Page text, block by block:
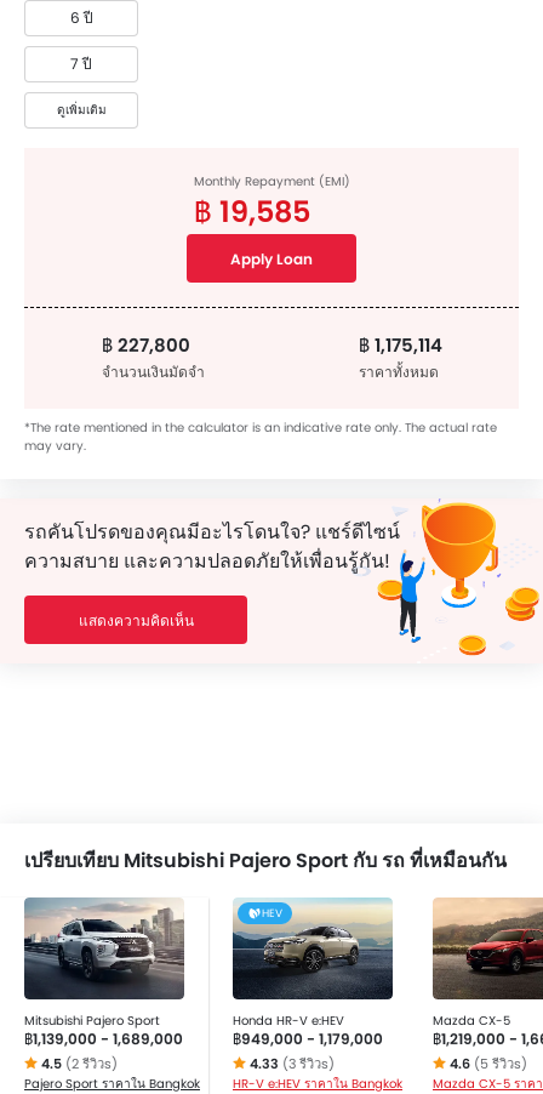
6 ปี
7 ปี
ดูเพิ่มเติม
Monthly Repayment (EMI)
฿ 19,585
Apply Loan
฿ 227,800
จำนวนเงินมัดจำ
฿ 1,175,114
ราคาทั้งหมด
*The rate mentioned in the calculator is an indicative rate only. The actual rate
may vary.
รถคันโปรดของคุณมีอะไรโดนใจ? แชร์ดีไซน์
ความสบาย และความปลอดภัยให้เพื่อนรู้กัน!
แสดงความคิดเห็น
เปรียบเทียบ Mitsubishi Pajero Sport กับ รถ ที่เหมือนกัน
Mitsubishi Pajero Sport
฿1,139,000 - 1,689,000
4.5 (2 รีวิวs)
Pajero Sport ราคาใน Bangkok
HEV
Honda HR-V e:HEV
฿949,000 - 1,179,000
4.33 (3 รีวิวs)
HR-V e:HEV ราคาใน Bangkok
Mazda CX-5
฿1,219,000 -
4.6 (5 รีวิวs)